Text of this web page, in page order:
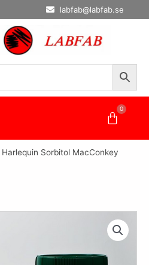
labfab@labfab.se
0
Harlequin Sorbitol MacConkey